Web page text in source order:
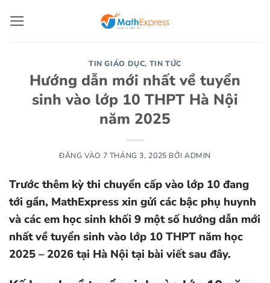
qua
TIN GIÁO DỤC, TIN TỨC
Hướng dẫn mới nhất về tuyển
sinh vào lớp 10 THPT Hà Nội
năm 2025
ĐĂNG VÀO 7 THÁNG 3, 2025 BỞI ADMIN
Trước thêm kỳ thi chuyển cấp vào lớp 10 đang
tới gần, MathExpress xin gửi các bậc phụ huynh
và các em học sinh khối 9 một số hướng dẫn mới
nhất về tuyển sinh vào lớp 10 THPT năm học
2025 – 2026 tại Hà Nội tại bài viết sau đây.